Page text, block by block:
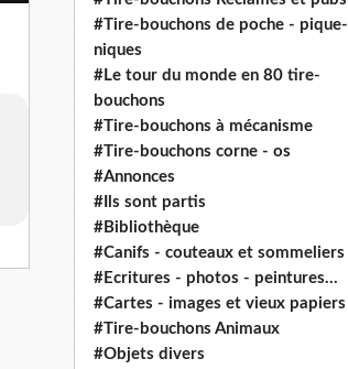
#Tire-bouchons de poche - pique-
niques
#Le tour du monde en 80 tire-
bouchons
#Tire-bouchons à mécanisme
#Tire-bouchons corne - os
#Annonces
#Ils sont partis
#Bibliothèque
#Canifs - couteaux et sommeliers
#Ecritures - photos - peintures...
#Cartes - images et vieux papiers
#Tire-bouchons Animaux
#Objets divers